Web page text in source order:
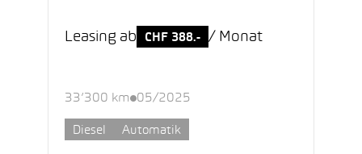
Leasing ab CHF 388.- / Monat
33’300 km 05/2025
Diesel Automatik